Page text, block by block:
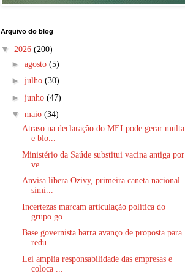
Arquivo do blog
▼ 2026 (200)
► agosto (5)
► julho (30)
► junho (47)
▼ maio (34)
Atraso na declaração do MEI pode gerar multa
e blo...
Ministério da Saúde substitui vacina antiga por
ve...
Anvisa libera Ozivy, primeira caneta nacional
simi...
Incertezas marcam articulação política do
grupo go...
Base governista barra avanço de proposta para
redu...
Lei amplia responsabilidade das empresas e
coloca ...